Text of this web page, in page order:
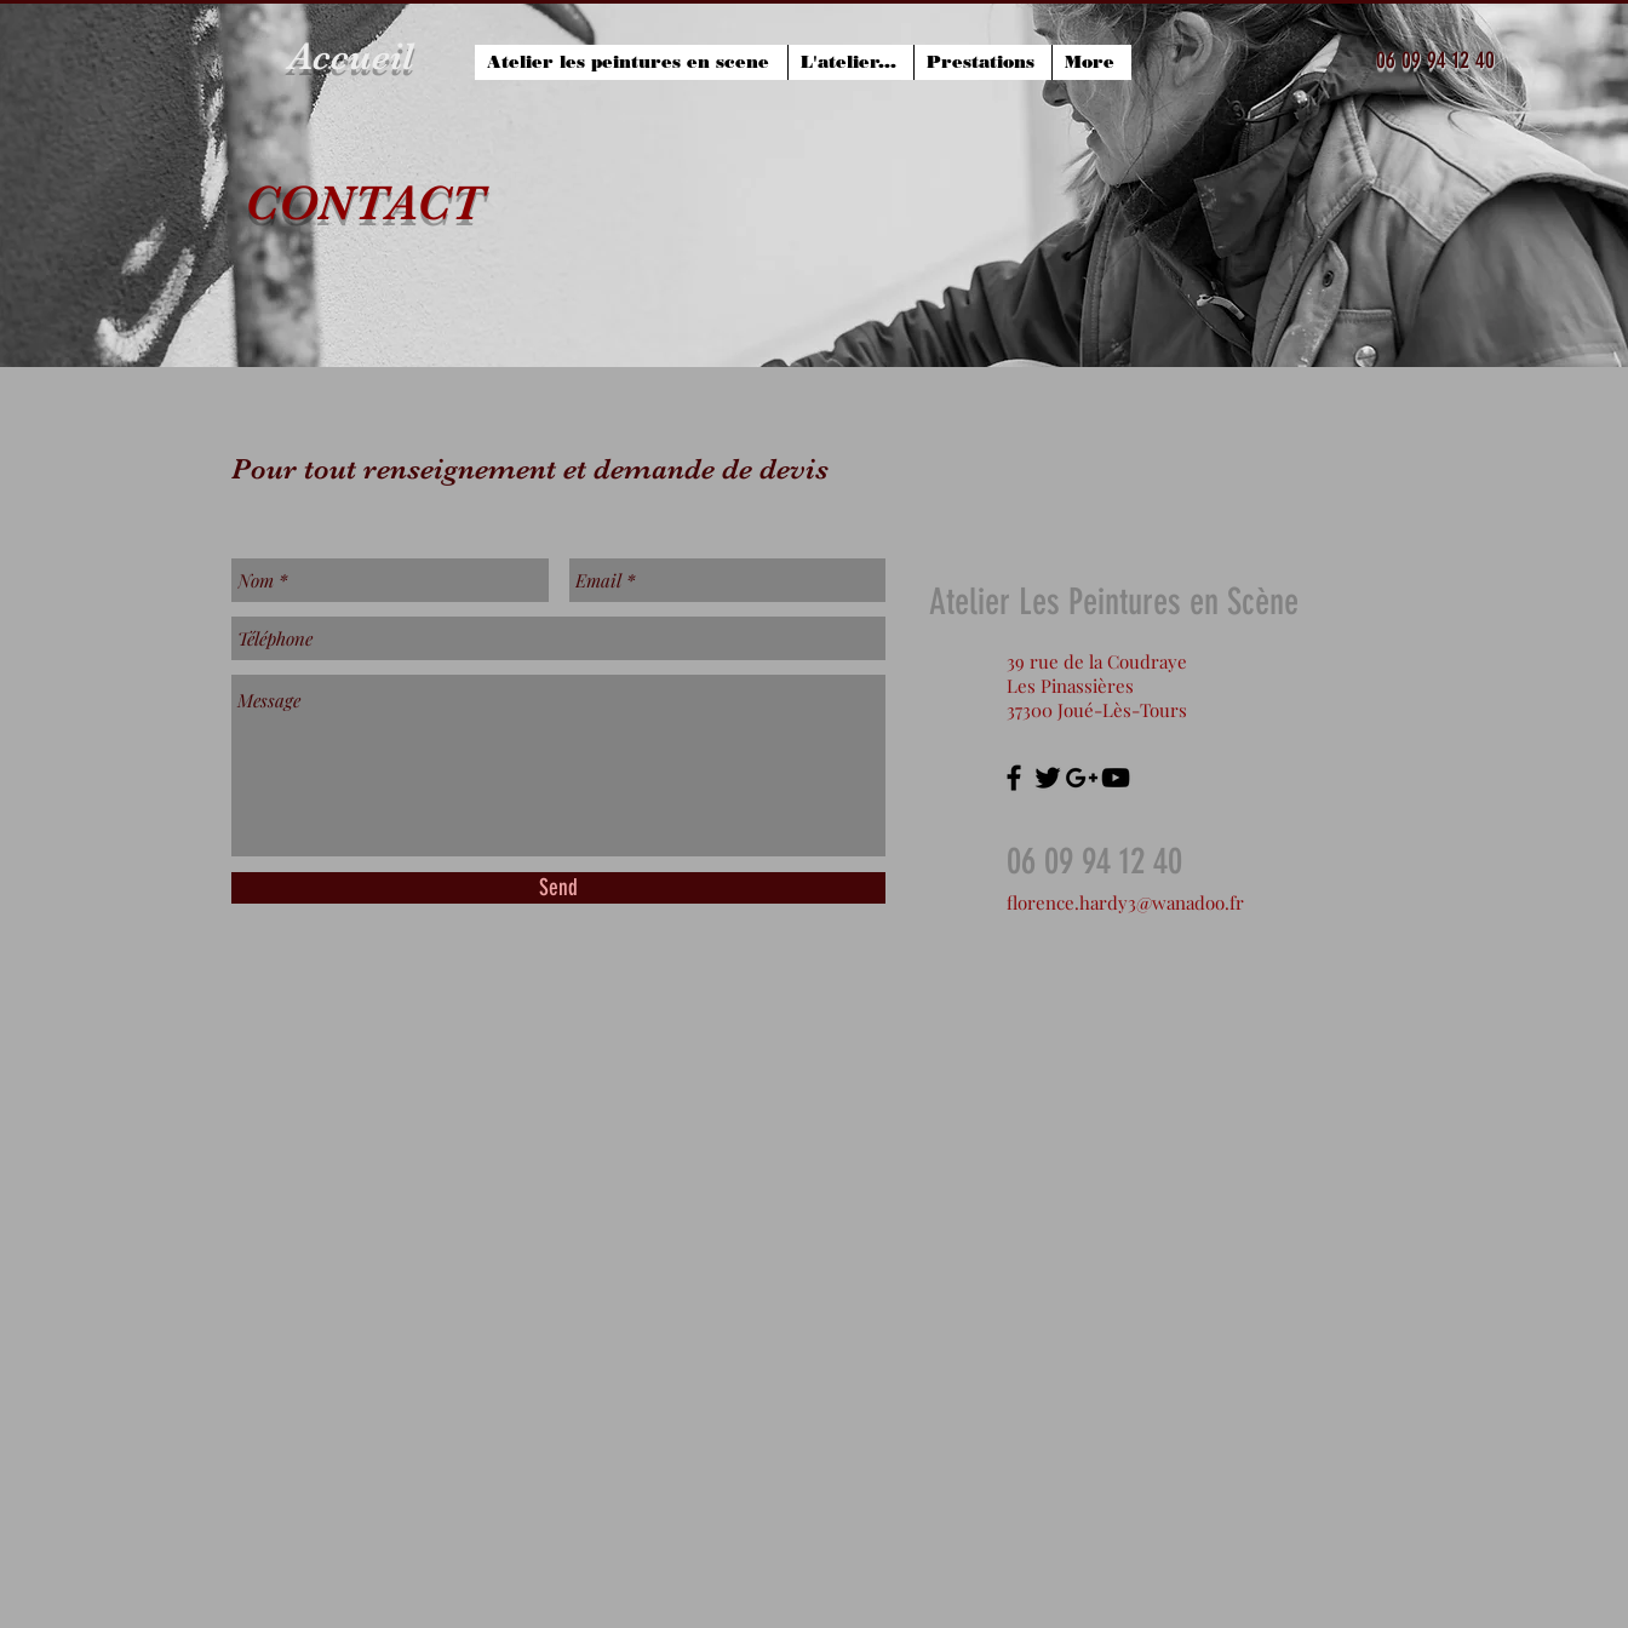
06 09 94 12 40
Accueil Atelier les peintures en scene L'atelier... Prestations More
CONTACT
Pour tout renseignement et demande de devis
Send
Atelier Les Peintures en Scène
39 rue de la Coudraye
Les Pinassières
37300 Joué-Lès-Tours
06 09 94 12 40
florence.hardy3@wanadoo.fr